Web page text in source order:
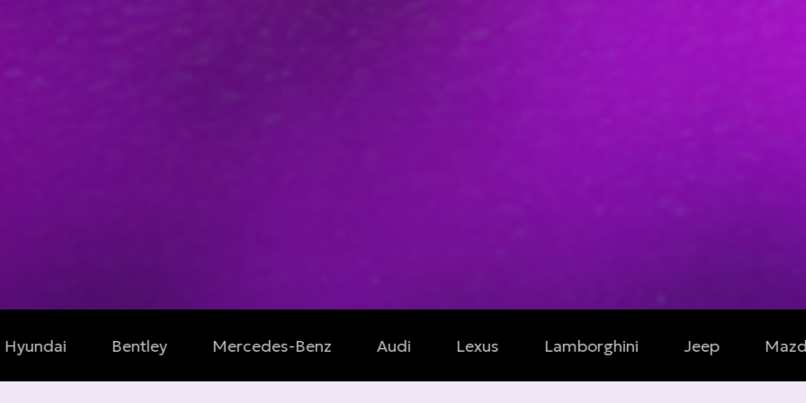
Bentley Mercedes-Benz Audi Lexus Lamborghini Jeep Mazda